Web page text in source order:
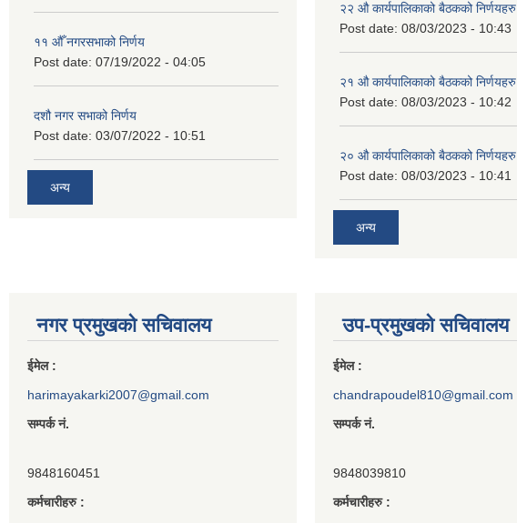
११ ‌औँ नगरसभाको निर्णय
Post date: 07/19/2022 - 04:05
दशौ नगर सभाको निर्णय
Post date: 03/07/2022 - 10:51
अन्य
२‍२ औ कार्यपालिकाको बैठकको निर्णयहरु
Post date: 08/03/2023 - 10:43
२‍१ औ कार्यपालिकाको बैठकको निर्णयहरु
Post date: 08/03/2023 - 10:42
२‍० औ कार्यपालिकाको बैठकको निर्णयहरु
Post date: 08/03/2023 - 10:41
अन्य
नगर प्रमुखको सचिवालय
ईमेल :
harimayakarki2007@gmail.com
सम्पर्क नं.
9848160451
कर्मचारीहरु :
उप-प्रमुखको सचिवालय
ईमेल :
chandrapoudel810@gmail.com
सम्पर्क नं.
9848039810
कर्मचारीहरु :